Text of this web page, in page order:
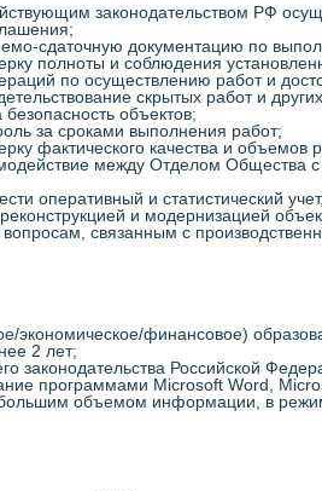
законодательством РФ
сдаточную документацию по
полноты и соблюдения
по осуществлению работ и
скрытых работ и
объектов;
за сроками выполнения работ;
фактического качества и
между Отделом Общества
оперативный и статистический
и модернизацией
вопросам, связанным с
экономическое/финансовое)
2 лет;
законодательства Российской
программами Microsoft Word,
объемом информации, в